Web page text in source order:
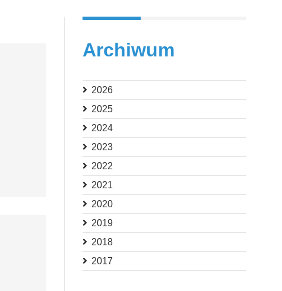
Archiwum
2026
2025
2024
2023
2022
2021
2020
2019
2018
2017